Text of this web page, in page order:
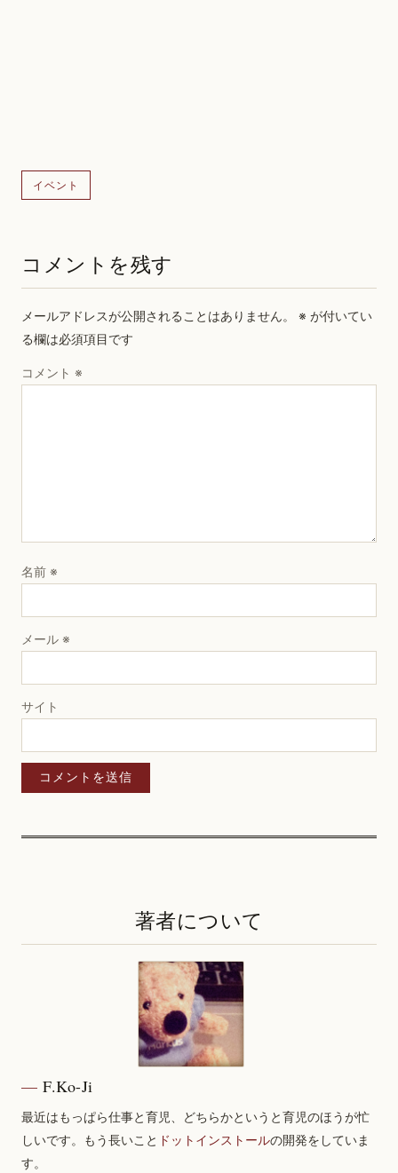
イベント
コメントを残す
メールアドレスが公開されることはありません。 ※ が付いてい
る欄は必須項目です
コメント ※
名前 ※
メール ※
サイト
著者について
F.Ko-Ji
最近はもっぱら仕事と育児、どちらかというと育児のほうが忙
しいです。もう長いこと ドットインストールの開発をしていま
す。